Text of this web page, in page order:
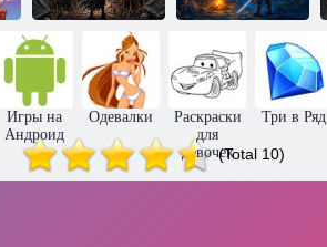
Лабиринт Дроз
Меч
выжившего
Игры на
Андроид
Одевалки
Раскраски
для
девочек
Три в Ряд
(Total 10)